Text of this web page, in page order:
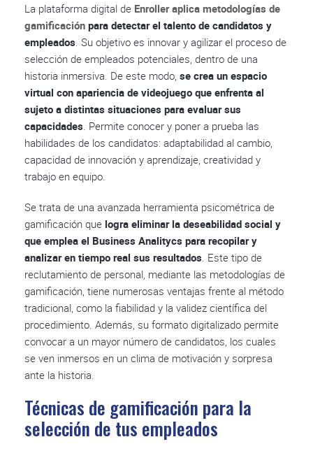
La plataforma digital de Enroller aplica metodologías de
gamificación para detectar el talento de candidatos y
empleados . Su objetivo es innovar y agilizar el proceso de
selección de empleados potenciales, dentro de una
historia inmersiva. De este modo, se crea un espacio
virtual con apariencia de videojuego que enfrenta al
sujeto a distintas situaciones para evaluar sus
capacidades . Permite conocer y poner a prueba las
habilidades de los candidatos: adaptabilidad al cambio,
capacidad de innovación y aprendizaje, creatividad y
trabajo en equipo.
Se trata de una avanzada herramienta psicométrica de
gamificación que logra eliminar la deseabilidad social y
que emplea el Business Analitycs para recopilar y
analizar en tiempo real sus resultados . Este tipo de
reclutamiento de personal, mediante las metodologías de
gamificación, tiene numerosas ventajas frente al método
tradicional, como la fiabilidad y la validez científica del
procedimiento. Además, su formato digitalizado permite
convocar a un mayor número de candidatos, los cuales
se ven inmersos en un clima de motivación y sorpresa
ante la historia.
Técnicas de gamificación para la
selección de tus empleados